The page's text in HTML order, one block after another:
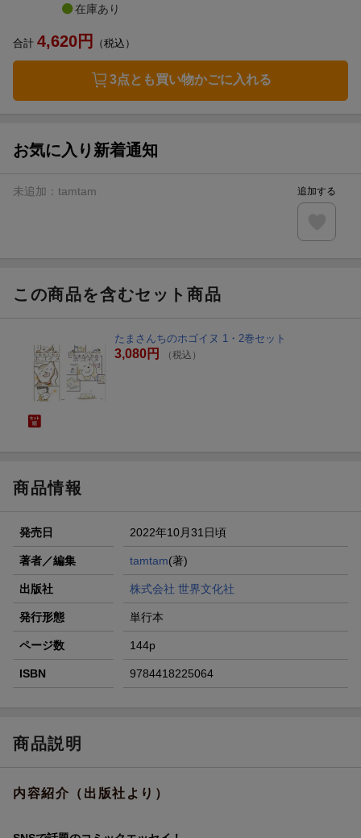
在庫あり
合計 4,620円 （税込）
3点とも買い物かごに入れる
お気に入り新着通知
未追加： tamtam 追加する
この商品を含むセット商品
たまさんちのホゴイヌ 1・2巻セット
3,080円 （税込）
商品情報
発売日 2022年10月31日頃
著者／編集 tamtam(著)
出版社 株式会社 世界文化社
発行形態 単行本
ページ数 144p
ISBN 9784418225064
商品説明
内容紹介（出版社より）